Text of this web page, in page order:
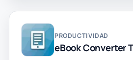
PRODUCTIVIDAD
eBook Converter